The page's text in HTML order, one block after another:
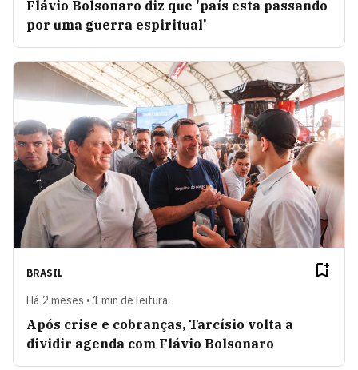
Flávio Bolsonaro diz que 'país esta passando
por uma guerra espiritual'
BRASIL
Há 2 meses • 1 min de leitura
Após crise e cobranças, Tarcísio volta a
dividir agenda com Flávio Bolsonaro